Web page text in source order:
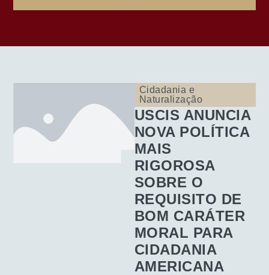
Cidadania e
Naturalização
USCIS ANUNCIA
NOVA POLÍTICA
MAIS
RIGOROSA
SOBRE O
REQUISITO DE
BOM CARÁTER
MORAL PARA
CIDADANIA
AMERICANA